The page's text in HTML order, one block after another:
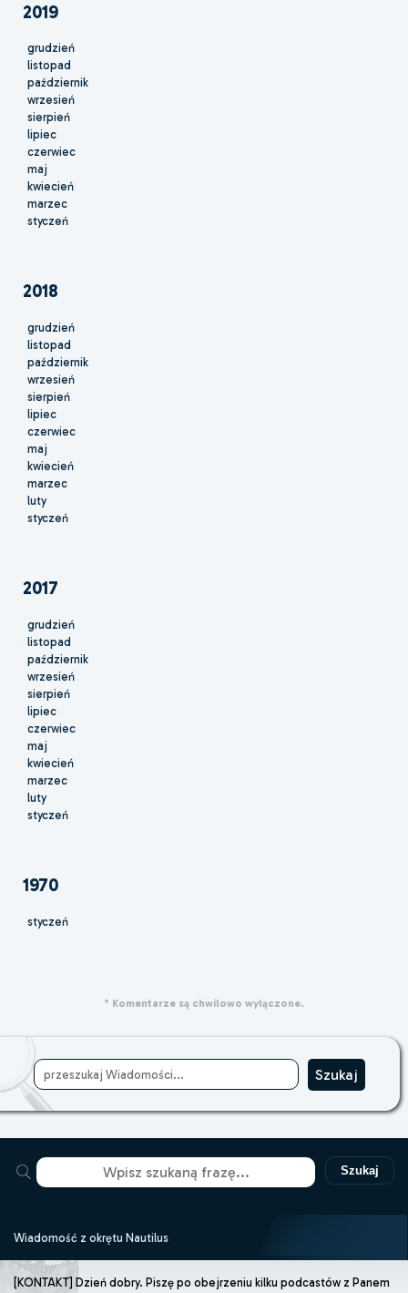
2019
grudzień
listopad
październik
wrzesień
sierpień
lipiec
czerwiec
maj
kwiecień
marzec
styczeń
2018
grudzień
listopad
październik
wrzesień
sierpień
lipiec
czerwiec
maj
kwiecień
marzec
luty
styczeń
2017
grudzień
listopad
październik
wrzesień
sierpień
lipiec
czerwiec
maj
kwiecień
marzec
luty
styczeń
1970
styczeń
* Komentarze są chwilowo wyłączone.
Szukaj
Wiadomość z okrętu Nautilus
[KONTAKT] Dzień dobry. Piszę po obejrzeniu kilku podcastów z Panem